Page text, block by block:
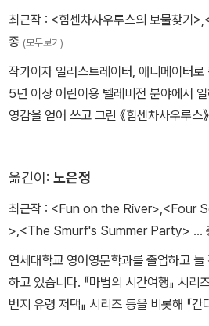
일해 온 작가답게 아이들이 절대 실망하
다.
최근작 : <힘센차사우루스의 보물찾기>,
종 (모두보기)
작가이자 일러스트레이터, 애니메이터로 활
5년 이상 어린이용 텔레비전 분야에서
영감을 얻어 쓰고 그린 《힘센차사우루스
옮긴이: 노은정
최근작 : <Fun on the River>,<Four
>,<The Smurf's Summer Party> …
연세대학교 영어영문학과를 졸업하고
하고 있습니다. 『마법의 시간여행』 시리
번지 유령 저택』 시리즈 등을 비롯해 『간